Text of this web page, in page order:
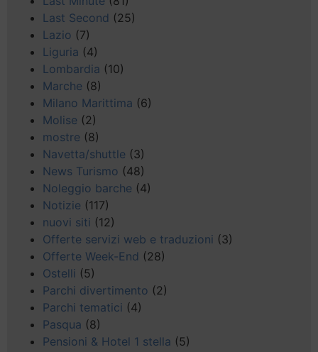
Last Second (25)
Lazio (7)
Liguria (4)
Lombardia (10)
Marche (8)
Milano Marittima (6)
Molise (2)
mostre (8)
Navetta/shuttle (3)
News Turismo (48)
Noleggio barche (4)
Notizie (117)
nuovi siti (12)
Offerte servizi web e traduzioni (3)
Offerte Week-End (28)
Ostelli (5)
Parchi divertimento (2)
Parchi tematici (4)
Pasqua (8)
Pensioni & Hotel 1 stella (5)